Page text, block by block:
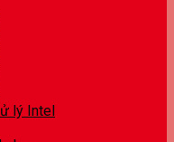
lý Intel